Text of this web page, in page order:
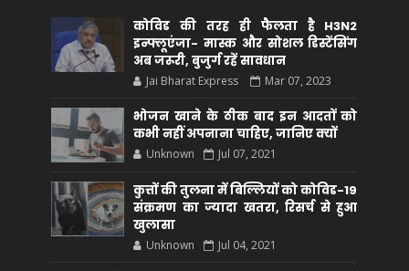
कोविड की तरह ही फैलता है H3N2
इन्फ्लूएंजा- मास्क और सोशल डिस्टेंसिंग
अब जरूरी, बुजुर्ग रहें सावधान
Jai Bharat Express Mar 07, 2023
भोजन खाने के ठीक बाद इन आदतों को
कभी नहीं अपनाना चाहिए, जानिए क्यों
Unknown Jul 07, 2021
कुत्तों की तुलना में बिल्लियों को कोविड-19
संक्रमण का ज्यादा खतरा, रिसर्च से हुआ
खुलासा
Unknown Jul 04, 2021